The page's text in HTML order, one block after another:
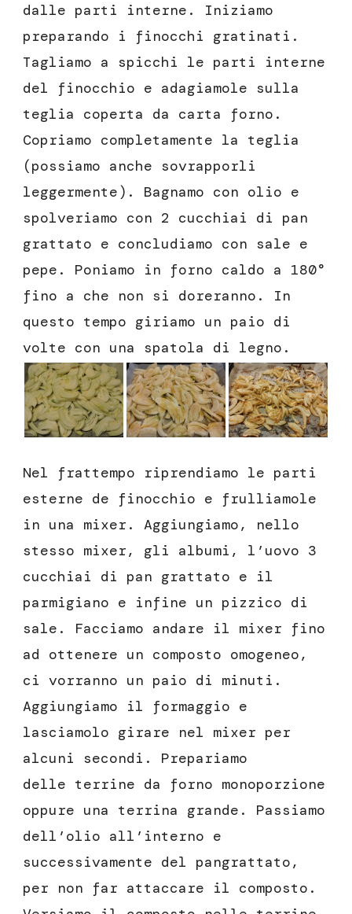
dalle parti interne. Iniziamo
preparando i finocchi gratinati.
Tagliamo a spicchi le parti interne
del finocchio e adagiamole sulla
teglia coperta da carta forno.
Copriamo completamente la teglia
(possiamo anche sovrapporli
leggermente). Bagnamo con olio e
spolveriamo con 2 cucchiai di pan
grattato e concludiamo con sale e
pepe. Poniamo in forno caldo a 180°
fino a che non si doreranno. In
questo tempo giriamo un paio di
volte con una spatola di legno.
Nel frattempo riprendiamo le parti
esterne de finocchio e frulliamole
in una mixer. Aggiungiamo, nello
stesso mixer, gli albumi, l’uovo 3
cucchiai di pan grattato e il
parmigiano e infine un pizzico di
sale. Facciamo andare il mixer fino
ad ottenere un composto omogeneo,
ci vorranno un paio di minuti.
Aggiungiamo il formaggio e
lasciamolo girare nel mixer per
alcuni secondi. Prepariamo
delle terrine da forno monoporzione
oppure una terrina grande. Passiamo
dell’olio all’interno e
successivamente del pangrattato,
per non far attaccare il composto.